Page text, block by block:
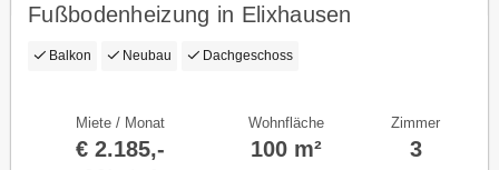
Fußbodenheizung in Elixhausen
Balkon Neubau Dachgeschoss
Miete / Monat
€ 2.185,-
Wohnfläche
100 m²
Zimmer
3